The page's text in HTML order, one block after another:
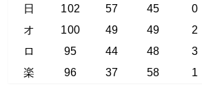
日
102 57 45 0
オ
100 49 49 2
ロ
95 44 48 3
楽
96 37 58 1